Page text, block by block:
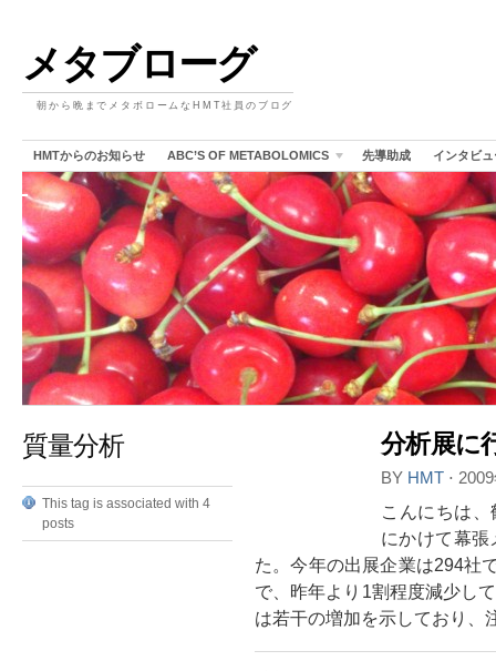
メタブローグ
朝から晩までメタボロームなHMT社員のブログ
HMTからのお知らせ ABC’S OF METABOLOMICS 先導助成 インタビュ
質量分析
This tag is associated with 4
posts
分析展に
BY HMT ⋅
こんにちは
にかけて幕
た。今年の出展企業は294社
で、昨年より1割程度減少し
は若干の増加を示しており